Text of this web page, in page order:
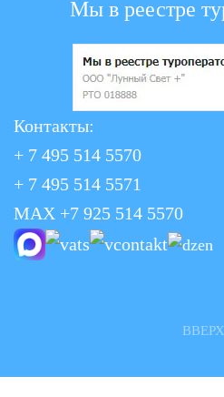
Мы в реестре
Контакты:
+ 7 495 514 5570
+ 7 495 514 5571
MAX +7 925 514 5570
ВВЕРХ